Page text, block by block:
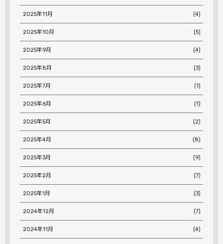
2025年11月 (4)
2025年10月 (5)
2025年9月 (4)
2025年8月 (3)
2025年7月 (1)
2025年6月 (1)
2025年5月 (2)
2025年4月 (8)
2025年3月 (9)
2025年2月 (7)
2025年1月 (3)
2024年12月 (7)
2024年11月 (4)